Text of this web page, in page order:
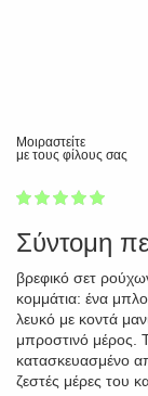
Μοιραστείτε
με τους φίλους σας
1
2
3
4
5
Σύντομη
βρεφικό σετ
κομμάτια: ένα
λευκό με κοντά
μπροστινό μέρος.
κατασκευασμένο
ζεστές μέρες του